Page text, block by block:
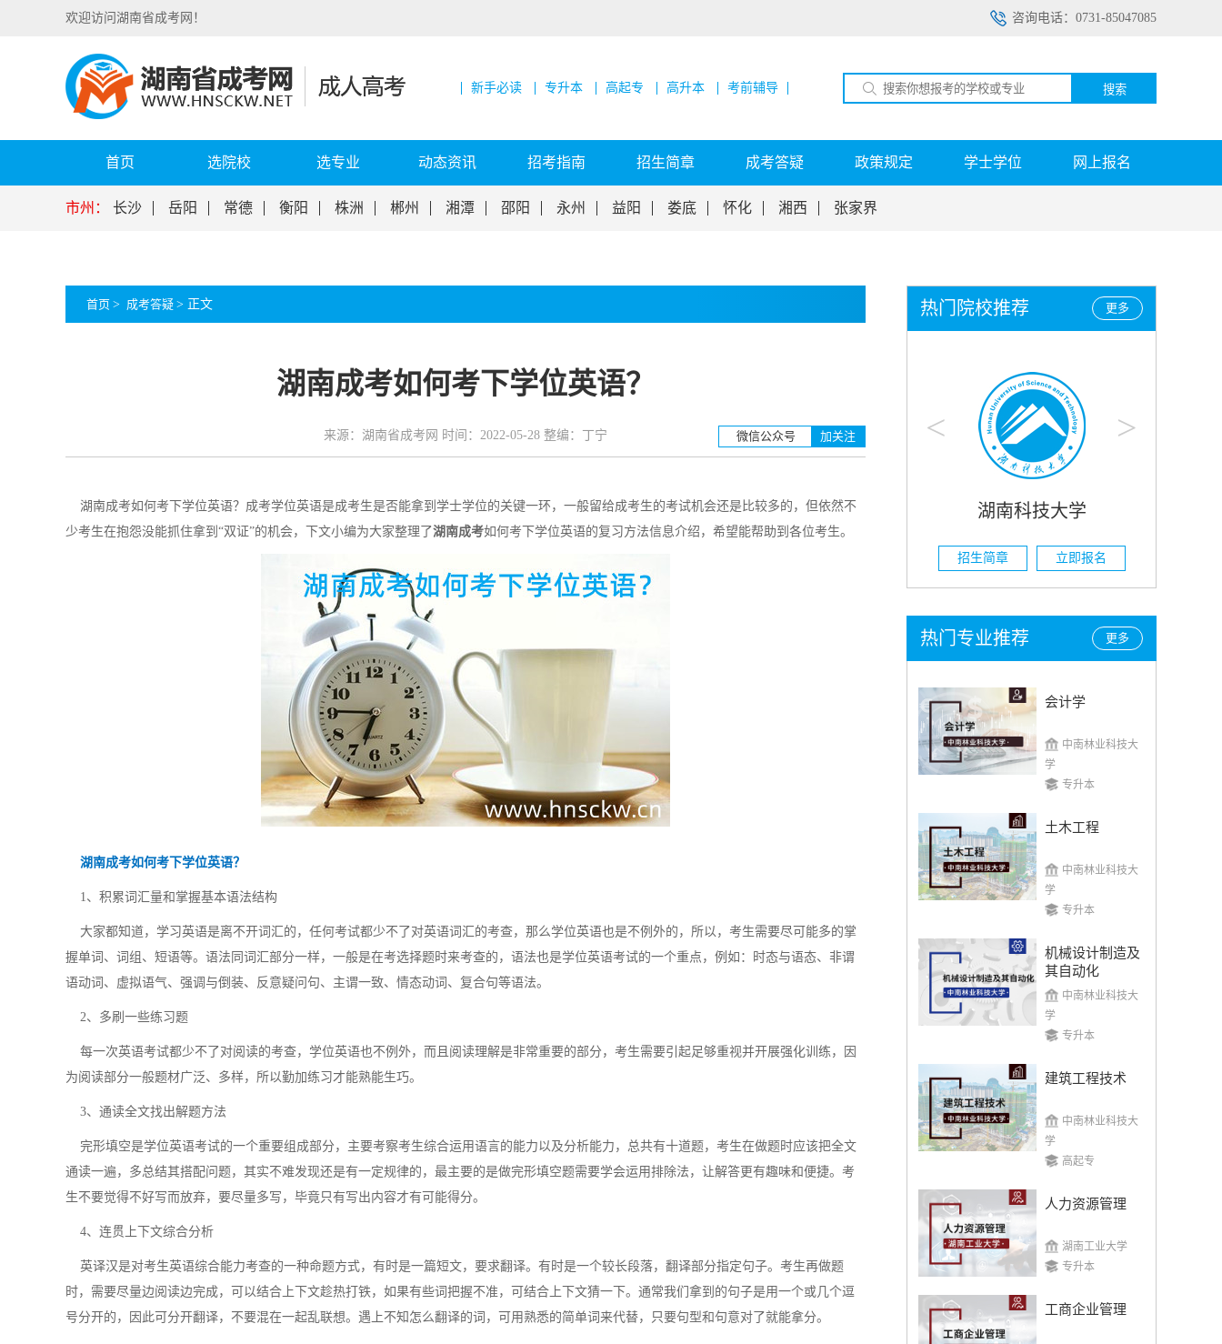
咨询电话：0731-85047085
欢迎访问湖南省成考网！
新手必读 专升本 高起专 高升本 考前辅导 搜索
首页 选院校 选专业 动态资讯 招考指南 招生简章 成考答疑 政策规定 学士学位 网上报名
市州： 长沙 岳阳 常德 衡阳 株洲 郴州 湘潭 邵阳 永州 益阳 娄底 怀化 湘西 张家界
首页 > 成考答疑 > 正文
湖南成考如何考下学位英语？
来源：湖南省成考网 时间：2022-05-28 整编：丁宁 微信公众号 加关注
湖南成考如何考下学位英语？成考学位英语是成考生是否能拿到学士学位的关键一环，一般留给成考生的考试机会还是比较多的，但依然不
少考生在抱怨没能抓住拿到“双证”的机会，下文小编为大家整理了湖南成考如何考下学位英语的复习方法信息介绍，希望能帮助到各位考生。
湖南成考如何考下学位英语？
1、积累词汇量和掌握基本语法结构
大家都知道，学习英语是离不开词汇的，任何考试都少不了对英语词汇的考查，那么学位英语也是不例外的，所以，考生需要尽可能多的掌
握单词、词组、短语等。语法同词汇部分一样，一般是在考选择题时来考查的，语法也是学位英语考试的一个重点，例如：时态与语态、非谓
语动词、虚拟语气、强调与倒装、反意疑问句、主谓一致、情态动词、复合句等语法。
2、多刷一些练习题
每一次英语考试都少不了对阅读的考查，学位英语也不例外，而且阅读理解是非常重要的部分，考生需要引起足够重视并开展强化训练，因
为阅读部分一般题材广泛、多样，所以勤加练习才能熟能生巧。
3、通读全文找出解题方法
完形填空是学位英语考试的一个重要组成部分，主要考察考生综合运用语言的能力以及分析能力，总共有十道题，考生在做题时应该把全文
通读一遍，多总结其搭配问题，其实不难发现还是有一定规律的，最主要的是做完形填空题需要学会运用排除法，让解答更有趣味和便捷。考
生不要觉得不好写而放弃，要尽量多写，毕竟只有写出内容才有可能得分。
4、连贯上下文综合分析
英译汉是对考生英语综合能力考查的一种命题方式，有时是一篇短文，要求翻译。有时是一个较长段落，翻译部分指定句子。考生再做题
时，需要尽量边阅读边完成，可以结合上下文趁热打铁，如果有些词把握不准，可结合上下文猜一下。通常我们拿到的句子是用一个或几个逗
号分开的，因此可分开翻译，不要混在一起乱联想。遇上不知怎么翻译的词，可用熟悉的简单词来代替，只要句型和句意对了就能拿分。
更多
热门院校推荐
< >
湖南工业大学 湖南科技大学 湖南农业大学
招生简章 立即报名
更多
热门专业推荐
会计学
中南林业科技大
学
专升本
土木工程
中南林业科技大
学
专升本
机械设计制造及
其自动化
中南林业科技大
学
专升本
建筑工程技术
中南林业科技大
学
高起专
人力资源管理
湖南工业大学
专升本
工商企业管理